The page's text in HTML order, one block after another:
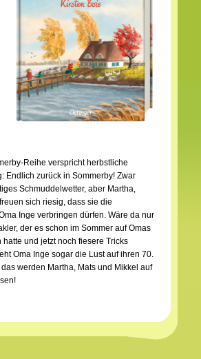
Reihe verspricht herbstliche
Endlich zurück in Sommerby! Zwar
Schmuddelwetter, aber Martha,
sich riesig, dass sie die
Inge verbringen dürfen. Wäre da nur
der es schon im Sommer auf Omas
hatte und jetzt noch fiesere Tricks
Oma Inge sogar die Lust auf ihren 70.
werden Martha, Mats und Mikkel auf